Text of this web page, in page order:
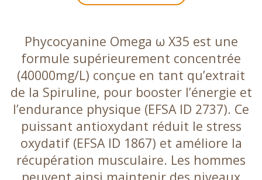
page
produit
Phycocyanine Omega ω X35 est une
formule supérieurement concentrée
(40000mg/L) conçue en tant qu’extrait
de la Spiruline, pour booster l’énergie et
l’endurance physique (EFSA ID 2737). Ce
puissant antioxydant réduit le stress
oxydatif (EFSA ID 1867) et améliore la
récupération musculaire. Les hommes